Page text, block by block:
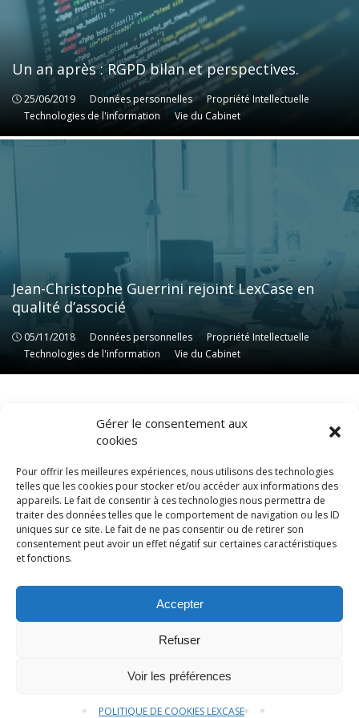
Gérer le consentement aux
cookies
Pour offrir les meilleures expériences, nous utilisons des technologies
telles que les cookies pour stocker et/ou accéder aux informations des
appareils. Le fait de consentir à ces technologies nous permettra de
traiter des données telles que le comportement de navigation ou les ID
uniques sur ce site. Le fait de ne pas consentir ou de retirer son
consentement peut avoir un effet négatif sur certaines caractéristiques
et fonctions.
Accepter
Refuser
Voir les préférences
POLITIQUE DE COOKIES LEXCASE
Un an après : RGPD bilan et perspectives.
25/06/2019 Données personnelles
Propriété Intellectuelle
Technologies de l'information
Vie du Cabinet
Données personnelles
Propriété Intellectuelle
Technologies de l'information
Vie du Cabinet
Jean-Christophe Guerrini rejoint LexCase en
qualité d’associé
05/11/2018 Données personnelles
Propriété Intellectuelle
Technologies de l'information
Vie du Cabinet
Données personnelles
Propriété Intellectuelle
Technologies de l'information
Vie du Cabinet
© LexCase 2026
Mentions légales
Politique de confidentialité
Conditions générales
web réalisé par 2cafes
Plaquette Contactez-nous